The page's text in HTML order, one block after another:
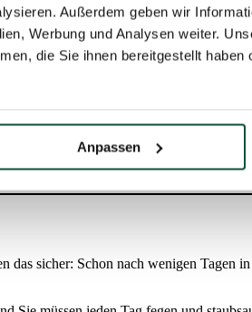
Außerdem geben wir
Werbung und Analysen weiter.
die Sie ihnen bereitgestellt
Anpassen
aber wenn man es auf die Jahre
so einen echten Baum perfekt nach.
sicher: Schon nach wenigen Tagen